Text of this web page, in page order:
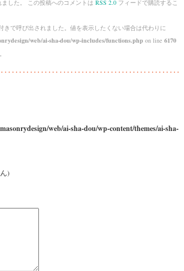
した。 この投稿へのコメントは RSS 2.0 フィードで購読するこ
きで呼び出されました。値を表示したくない場合は代わりに
web/ai-sha-dou/wp-includes/functions.php on line 6170
web/ai-sha-dou/wp-content/themes/ai-sha-
)